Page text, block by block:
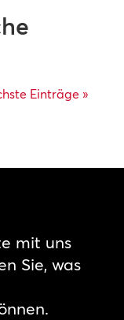
Einträge »
mit uns
Sie, was